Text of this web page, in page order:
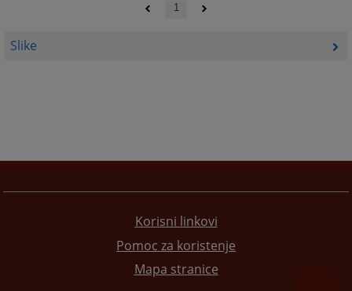
Slike
1
Korisni linkovi
Pomoc za koristenje
Mapa stranice